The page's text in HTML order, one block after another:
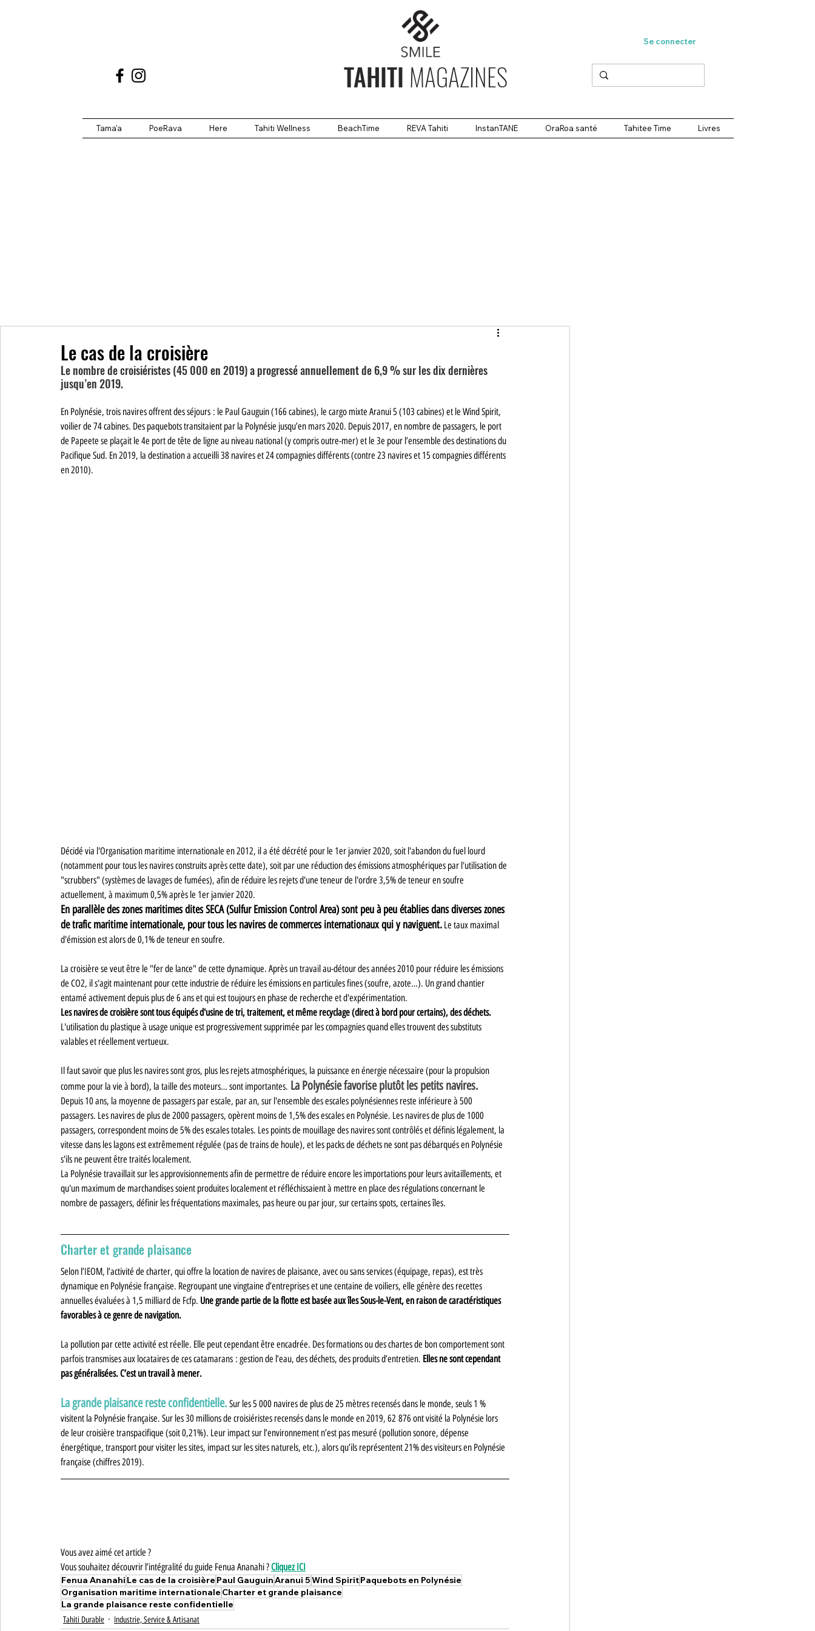
TAHITI MAGAZINES
Se connecter
Tama'a PoeRava Here Tahiti Wellness BeachTime REVA Tahiti InstanTANE OraRoa santé Tahitee Time Livres
Le cas de la croisière
Le nombre de croisiéristes (45 000 en 2019) a progressé annuellement de 6,9 % sur les dix dernières
jusqu’en 2019.
En Polynésie, trois navires offrent des séjours : le Paul Gauguin (166 cabines), le cargo mixte Aranui 5 (103 cabines) et le Wind Spirit,
voilier de 74 cabines. Des paquebots transitaient par la Polynésie jusqu’en mars 2020. Depuis 2017, en nombre de passagers, le port
de Papeete se plaçait le 4e port de tête de ligne au niveau national (y compris outre-mer) et le 3e pour l’ensemble des destinations du
Pacifique Sud. En 2019, la destination a accueilli 38 navires et 24 compagnies différents (contre 23 navires et 15 compagnies différents
en 2010).
Décidé via l'Organisation maritime internationale en 2012, il a été décrété pour le 1er janvier 2020, soit l'abandon du fuel lourd
(notamment pour tous les navires construits après cette date), soit par une réduction des émissions atmosphériques par l'utilisation de
"scrubbers" (systèmes de lavages de fumées), afin de réduire les rejets d'une teneur de l'ordre 3,5% de teneur en soufre
actuellement, à maximum 0,5% après le 1er janvier 2020.
En parallèle des zones maritimes dites SECA (Sulfur Emission Control Area) sont peu à peu établies dans diverses zones
de trafic maritime internationale, pour tous les navires de commerces internationaux qui y naviguent. Le taux maximal
d'émission est alors de 0,1% de teneur en soufre.
La croisière se veut être le "fer de lance" de cette dynamique. Après un travail au-détour des années 2010 pour réduire les émissions
de CO2, il s'agit maintenant pour cette industrie de réduire les émissions en particules fines (soufre, azote…). Un grand chantier
entamé activement depuis plus de 6 ans et qui est toujours en phase de recherche et d'expérimentation.
Les navires de croisière sont tous équipés d'usine de tri, traitement, et même recyclage (direct à bord pour certains), des déchets.
L'utilisation du plastique à usage unique est progressivement supprimée par les compagnies quand elles trouvent des substituts
valables et réellement vertueux.
Il faut savoir que plus les navires sont gros, plus les rejets atmosphériques, la puissance en énergie nécessaire (pour la propulsion
comme pour la vie à bord), la taille des moteurs… sont importantes. La Polynésie favorise plutôt les petits navires.
Depuis 10 ans, la moyenne de passagers par escale, par an, sur l'ensemble des escales polynésiennes reste inférieure à 500
passagers. Les navires de plus de 2000 passagers, opèrent moins de 1,5% des escales en Polynésie. Les navires de plus de 1000
passagers, correspondent moins de 5% des escales totales. Les points de mouillage des navires sont contrôlés et définis légalement, la
vitesse dans les lagons est extrêmement régulée (pas de trains de houle), et les packs de déchets ne sont pas débarqués en Polynésie
s'ils ne peuvent être traités localement.
La Polynésie travaillait sur les approvisionnements afin de permettre de réduire encore les importations pour leurs avitaillements, et
qu'un maximum de marchandises soient produites localement et réfléchissaient à mettre en place des régulations concernant le
nombre de passagers, définir les fréquentations maximales, pas heure ou par jour, sur certains spots, certaines îles.
Charter et grande plaisance
Selon l’IEOM, l’activité de charter, qui offre la location de navires de plaisance, avec ou sans services (équipage, repas), est très
dynamique en Polynésie française. Regroupant une vingtaine d’entreprises et une centaine de voiliers, elle génère des recettes
annuelles évaluées à 1,5 milliard de Fcfp. Une grande partie de la flotte est basée aux îles Sous-le-Vent, en raison de caractéristiques
favorables à ce genre de navigation.
La pollution par cette activité est réelle. Elle peut cependant être encadrée. Des formations ou des chartes de bon comportement sont
parfois transmises aux locataires de ces catamarans : gestion de l’eau, des déchets, des produits d’entretien. Elles ne sont cependant
pas généralisées. C’est un travail à mener.
La grande plaisance reste confidentielle. Sur les 5 000 navires de plus de 25 mètres recensés dans le monde, seuls 1 %
visitent la Polynésie française. Sur les 30 millions de croisiéristes recensés dans le monde en 2019, 62 876 ont visité la Polynésie lors
de leur croisière transpacifique (soit 0,21%). Leur impact sur l’environnement n’est pas mesuré (pollution sonore, dépense
énergétique, transport pour visiter les sites, impact sur les sites naturels, etc.), alors qu’ils représentent 21% des visiteurs en Polynésie
française (chiffres 2019).
Vous avez aimé cet article ?
Vous souhaitez découvrir l’intégralité du guide Fenua Ananahi ? Cliquez ICI
Fenua Ananahi Le cas de la croisière Paul GauguinAranui 5Wind SpiritPaquebots en Polynésie
Organisation maritime internationale Charter et grande plaisance
La grande plaisance reste confidentielle
Tahiti Durable Industrie, Service & Artisanat